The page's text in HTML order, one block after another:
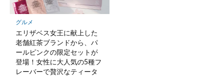
グルメ
エリザベス女王に献上した
老舗紅茶ブランドから、パ
ールピンクの限定セットが
登場！女性に大人気の5種フ
レーバーで贅沢なティータ